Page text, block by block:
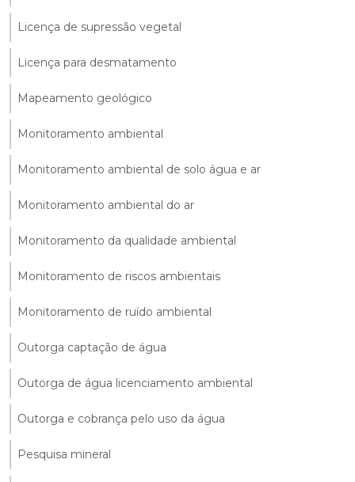
Licença de supressão vegetal
Licença para desmatamento
Mapeamento geológico
Monitoramento ambiental
Monitoramento ambiental de solo água e ar
Monitoramento ambiental do ar
Monitoramento da qualidade ambiental
Monitoramento de riscos ambientais
Monitoramento de ruído ambiental
Outorga captação de água
Outorga de água licenciamento ambiental
Outorga e cobrança pelo uso da água
Pesquisa mineral